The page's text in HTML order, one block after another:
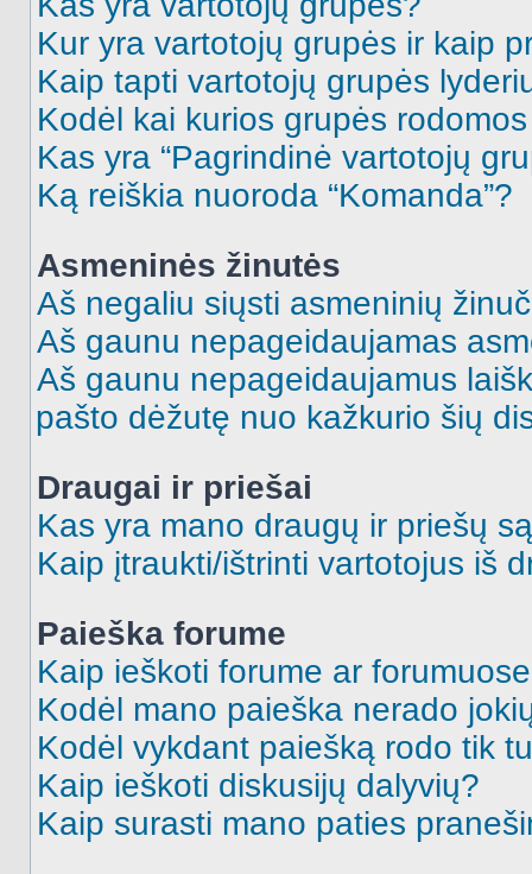
Kur yra vartotojų grupės ir kaip
Kaip tapti vartotojų grupės
Kodėl kai kurios grupės
Kas yra “Pagrindinė vartotojų
Ką reiškia nuoroda “Komanda”?
Asmeninės žinutės
Aš negaliu siųsti asmeninių
Aš gaunu nepageidaujamas
Aš gaunu nepageidaujamus
pašto dėžutę nuo kažkurio šių
Draugai ir priešai
Kas yra mano draugų ir priešų
Kaip įtraukti/ištrinti vartotojus iš
Paieška forume
Kaip ieškoti forume ar
Kodėl mano paieška nerado
Kodėl vykdant paiešką rodo tik
Kaip ieškoti diskusijų dalyvių?
Kaip surasti mano paties